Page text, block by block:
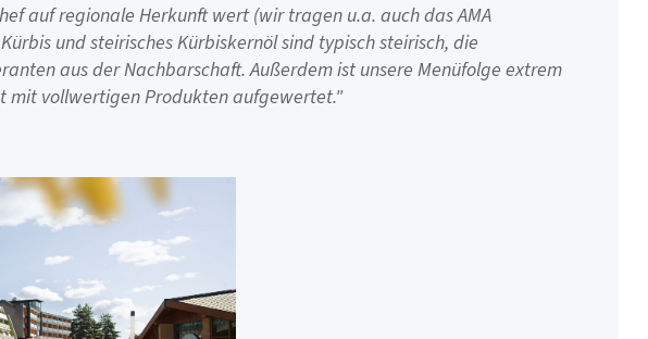
auf regionale Herkunft wert (wir tragen u.a. auch das AMA
und steirisches Kürbiskernöl sind typisch steirisch, die
aus der Nachbarschaft. Außerdem ist unsere Menüfolge extrem
mit vollwertigen Produkten aufgewertet."